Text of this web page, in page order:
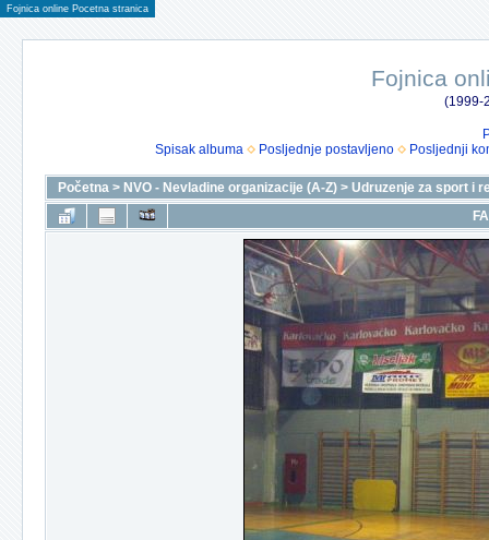
Fojnica online Pocetna stranica
Fojnica
(1999-
Spisak albuma
Posljednje postavljeno Posljednji
Početna > NVO - Nevladine organizacije (A-Z) > Udruzenje za sport i